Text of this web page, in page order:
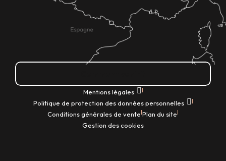
Mentions légales |
Politique de protection des données personnelles |
Conditions générales de vente|Plan du site|
Gestion des cookies